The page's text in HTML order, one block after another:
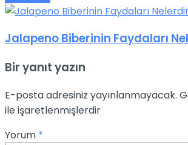
Jalapeno Biberinin Faydaları
Bir yanıt yazın
E-posta adresiniz yayınlanmayacak.
ile işaretlenmişlerdir
Yorum *